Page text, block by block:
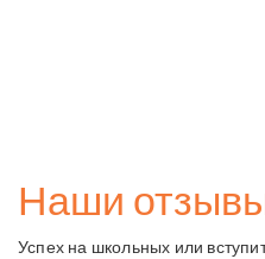
Наши
Успех на школьных или